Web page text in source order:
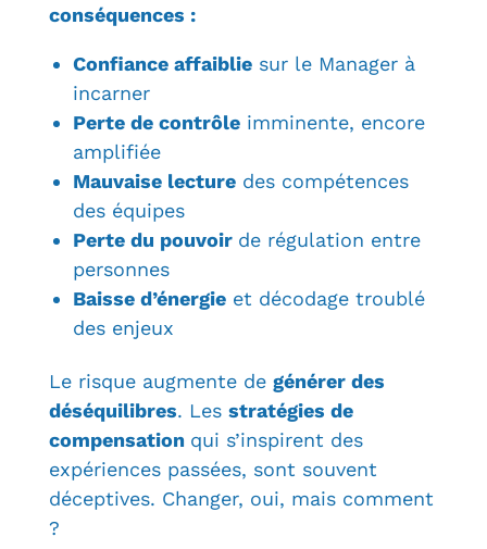
conséquences :
Confiance affaibliesur le Manager à
incarner
Perte de contrôleimminente, encore
amplifiée
Mauvaise lecturedes compétences
des équipes
Perte du pouvoir de régulation entre
personnes
Baisse d’énergieet décodage troublé
des enjeux
Le risque augmente de générer des
déséquilibres. Les stratégies de
compensation qui s’inspirent des
expériences passées, sont souvent
déceptives. Changer, oui, mais comment
?